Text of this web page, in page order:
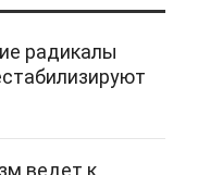
радикалы
ведет к